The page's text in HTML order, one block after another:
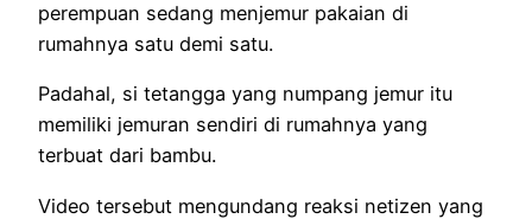
perempuan sedang menjemur pakaian di
rumahnya satu demi satu.
Padahal, si tetangga yang numpang jemur itu
memiliki jemuran sendiri di rumahnya yang
terbuat dari bambu.
Video tersebut mengundang reaksi netizen yang